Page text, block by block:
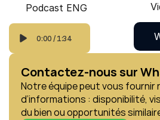
Podcast ENG
0:00 / 1:34
Contactez-nous sur
Notre équipe peut vous fournir
d’informations : disponibilité,
du bien ou opportunités